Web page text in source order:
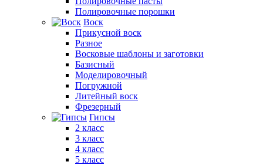
Полировочные порошки
Воск
Прикусной воск
Разное
Восковые шаблоны и заготовки
Базисный
Моделировочный
Погружной
Литейный воск
Фрезерный
Гипсы
2 класс
3 класс
4 класс
5 класс